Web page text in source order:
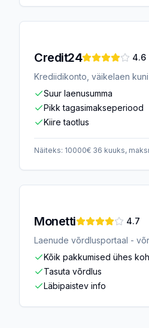
Credit24
4.6
Krediidikonto, väikelaen
Suur laenusumma
Pikk tagasimakseperiood
Kiire taotlus
Näiteks: 10000€ 36 kuuks,
Monetti
4.7
Laenude võrdlusportaal -
Kõik pakkumised ühes
Tasuta võrdlus
Läbipaistev info